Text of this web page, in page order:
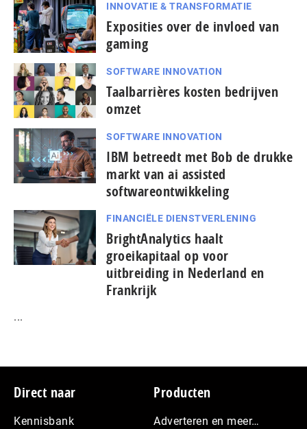
INNOVATIE & TRANSFORMATIE
Exposities over de invloed van
gaming
SOFTWARE INNOVATION
Taal­bar­ri­è­res kosten bedrijven
omzet
SOFTWARE INNOVATION
IBM betreedt met Bob de drukke
markt van ai assisted
softwareontwikkeling
FINANCIËLE DIENSTVERLENING
BrightAnalytics haalt
groeikapitaal op voor
uitbreiding in Nederland en
Frankrijk
...
Footer
Direct naar
Kennisbank
Producten
Adverteren en meer…